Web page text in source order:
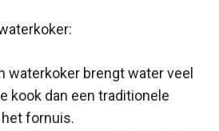
waterkoker brengt water veel
kook dan een traditionele
fornuis.